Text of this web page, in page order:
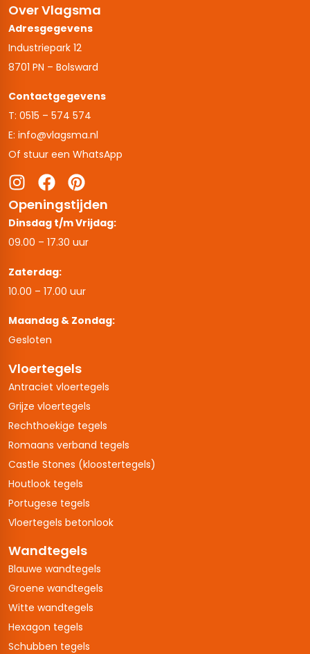
Over Vlagsma
Adresgegevens
Industriepark 12
8701 PN – Bolsward
Contactgegevens
T: 0515 – 574 574
E: info@vlagsma.nl
Of stuur een WhatsApp
Openingstijden
Dinsdag t/m Vrijdag:
09.00 – 17.30 uur
Zaterdag:
10.00 – 17.00 uur
Maandag & Zondag:
Gesloten
Vloertegels
Antraciet vloertegels
Grijze vloertegels
Rechthoekige tegels
Romaans verband tegels
Castle Stones (kloostertegels)
Houtlook tegels
Portugese tegels
Vloertegels betonlook
Wandtegels
Blauwe wandtegels
Groene wandtegels
Witte wandtegels
Hexagon tegels
Schubben tegels